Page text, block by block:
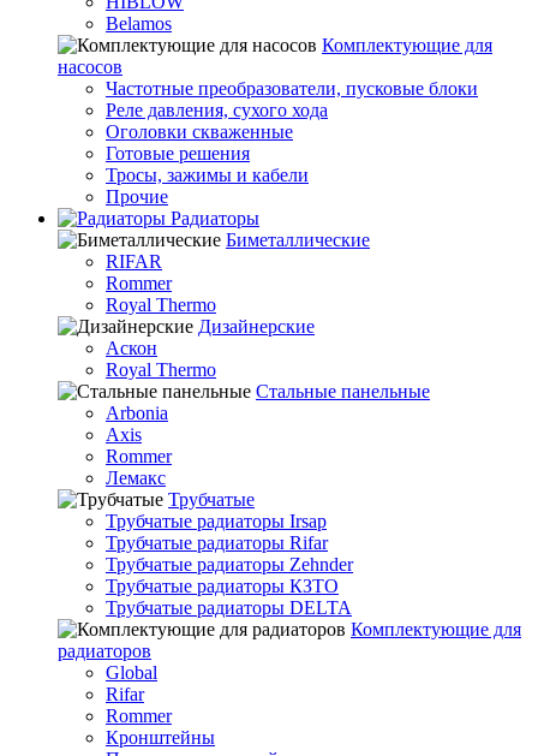
Belamos
Комплектующие для
насосов
Частотные преобразователи, пусковые блоки
Реле давления, сухого хода
Оголовки скваженные
Готовые решения
Тросы, зажимы и кабели
Прочие
Радиаторы
Биметаллические
RIFAR
Rommer
Royal Thermo
Дизайнерские
Аскон
Royal Thermo
Стальные панельные
Arbonia
Axis
Rommer
Лемакс
Трубчатые
Трубчатые радиаторы Irsap
Трубчатые радиаторы Rifar
Трубчатые радиаторы Zehnder
Трубчатые радиаторы КЗТО
Трубчатые радиаторы DELTA
Комплектующие для
радиаторов
Global
Rifar
Rommer
Кронштейны